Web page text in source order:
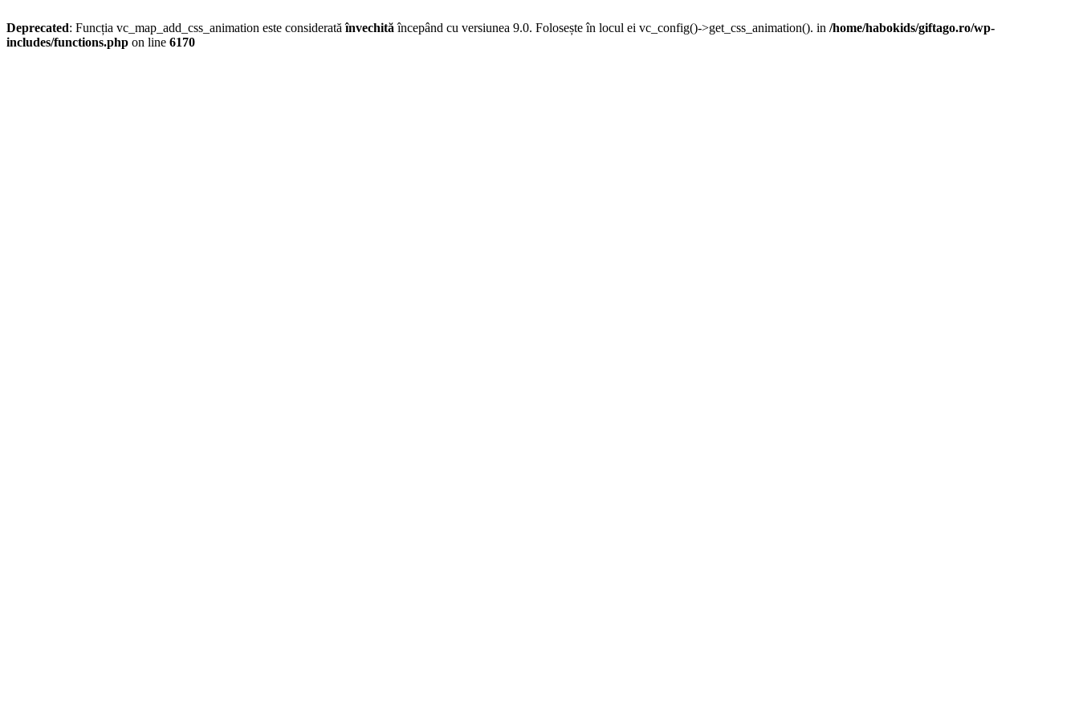
Deprecated: Funcția vc_map_add_css_animation este consideratăînvechită începând cu versiunea 9.0. Folosește în locul ei vc_config()->get_css_animation(). in /home/habokids/giftago.ro/wp-
includes/functions.php on line 6170